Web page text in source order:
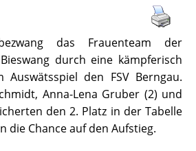
das Frauenteam der
durch eine kämpferisch
Auswätsspiel den FSV Berngau.
Anna-Lena Gruber (2) und
den 2. Platz in der Tabelle
die Chance auf den Aufstieg.